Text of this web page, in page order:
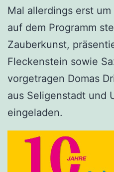
Mal allerdings erst
auf dem Programm
Zauberkunst,
Fleckenstein sowie
vorgetragen Domas
aus Seligenstadt und
eingeladen.